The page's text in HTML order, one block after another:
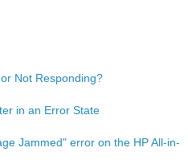
Not Responding?
in an Error State
Jammed" error on the HP All-in-